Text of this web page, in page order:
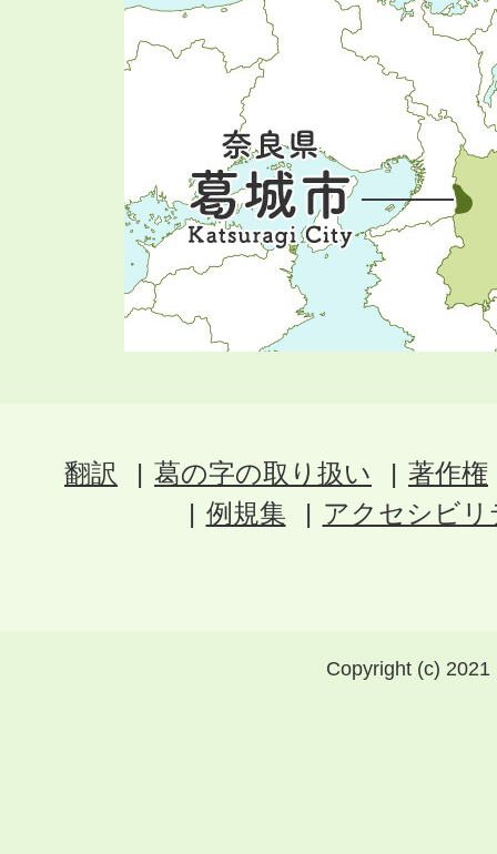
翻訳 葛の字の取り扱い
著作権
例規集
アクセシビ
Copyright (c)